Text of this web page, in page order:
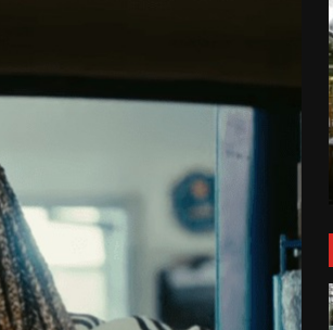
officieel getrouwd met Travis
ago